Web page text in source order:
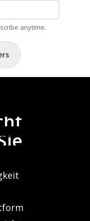
anytime.